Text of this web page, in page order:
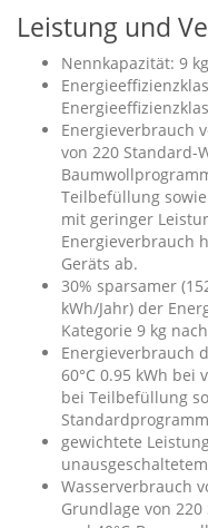
Leistung und
Nennkapazität: 9 kg
Energieverbrauch
von 220 Standard-
Teilbefüllung
mit geringer
Energieverbrauch
Geräts ab.
30% sparsamer
kWh/Jahr) der
Kategorie 9 kg
Energieverbrauch
60°C 0.95 kWh
bei Teilbefüllung
gewichtete
Wasserverbrauch
Grundlage von